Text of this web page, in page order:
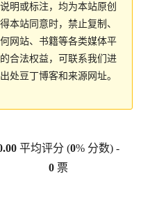
明或标注，均为本站原创
本站同意时，禁止复制、
网站、书籍等各类媒体平
合法权益，可联系我们进
处豆丁博客和来源网址。
平均评分 (0% 分数) -
0 票